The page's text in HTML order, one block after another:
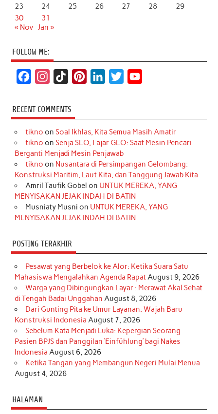
23
24 25 26 27 28
29
30
31
« Nov Jan »
FOLLOW ME:
c
e
b
o
k
s
t
a
r
a
m
k
T
o
k
t
e
e
s
t
k
e
d
I
n
t
t
r
T
u
e
RECENT COMMENTS
tikno on Soal Ikhlas, Kita Semua Masih Amatir
tikno on Senja SEO, Fajar GEO: Saat Mesin Pencari
Berganti Menjadi Mesin Penjawab
tikno on Nusantara di Persimpangan Gelombang:
Konstruksi Maritim, Laut Kita, dan Tanggung Jawab Kita
Amril Taufik Gobel on UNTUK MEREKA, YANG
MENYISAKAN JEJAK INDAH DI BATIN
Musniaty Musni on UNTUK MEREKA, YANG
MENYISAKAN JEJAK INDAH DI BATIN
POSTING TERAKHIR
Pesawat yang Berbelok ke Alor: Ketika Suara Satu
Mahasiswa Mengalahkan Agenda RapatAugust 9, 2026
Warga yang Dibingungkan Layar : Merawat Akal Sehat
di Tengah Badai Unggahan August 8, 2026
Dari Gunting Pita ke Umur Layanan: Wajah Baru
Konstruksi Indonesia August 7, 2026
Sebelum Kata Menjadi Luka: Kepergian Seorang
Pasien BPJS dan Panggilan ‘Einfühlung’ bagi Nakes
Indonesia August 6, 2026
Ketika Tangan yang Membangun Negeri Mulai Menua
August 4, 2026
HALAMAN